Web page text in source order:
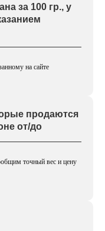
за 100 гр., у
на сайте
продаются
от/до
точный вес и цену